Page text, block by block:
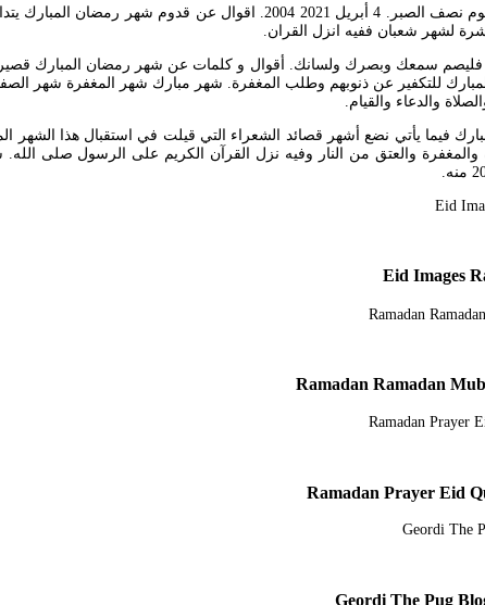
عبارات تهنئة بقدوم شهر رمضان حكم عن رمضان الصوم نصف
لشهر شعبان ففيه انزل القران.
سمعك وبصرك ولسانك. أقوال و كلمات عن شهر رمضان المبارك
للتكفير عن ذنوبهم وطلب المغفرة. شهر مبارك شهر المغفرة شهر
والدعاء والقيام.
فيما يأتي نضع أشهر قصائد الشعراء التي قيلت في استقبال هذا الشهر
والمغفرة والعتق من النار وفيه نزل القرآن الكريم على الرسول
Geordi The Pug